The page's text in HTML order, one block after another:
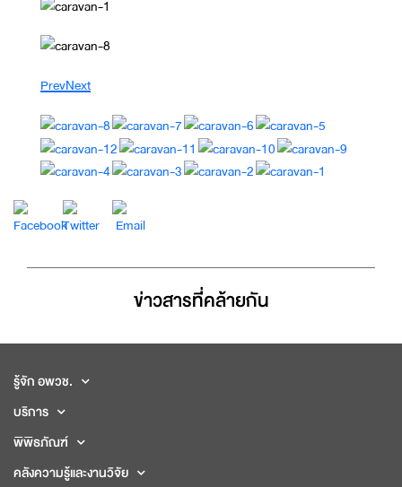
PrevNext
ข่าวสารที่่คล้ายกัน
รู้จัก อพวช.
บริการ
พิพิธภัณฑ์
คลังความรู้และงานวิจัย